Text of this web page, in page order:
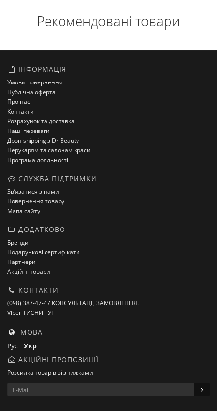
Рекомендовані товари
ІНФОРМАЦІЯ
Умови повернення
Публічна оферта
Про нас
Контакти
Розрахунок та доставка
Наші переваги
Дроп-shipping з Dr Beauty
Перукарям та салонам краси
Програма лояльності
СЛУЖБА ПІДТРИМКИ
Зв’язатися з нами
Повернення товару
Мапа сайту
ДОДАТКОВО
Бренди
Подарункові сертифікати
Партнери
Акційні товари
КОНТАКТИ
(098) 387-47-47 КОНСУЛЬТАЦІЇ, ЗАМОВЛЕННЯ.
Viber ТИСНИ ТУТ
МОВА
Рус Укр
АКЦІЙНІ ПРОПОЗИЦІЇ
Розсилка товарів зі знижками